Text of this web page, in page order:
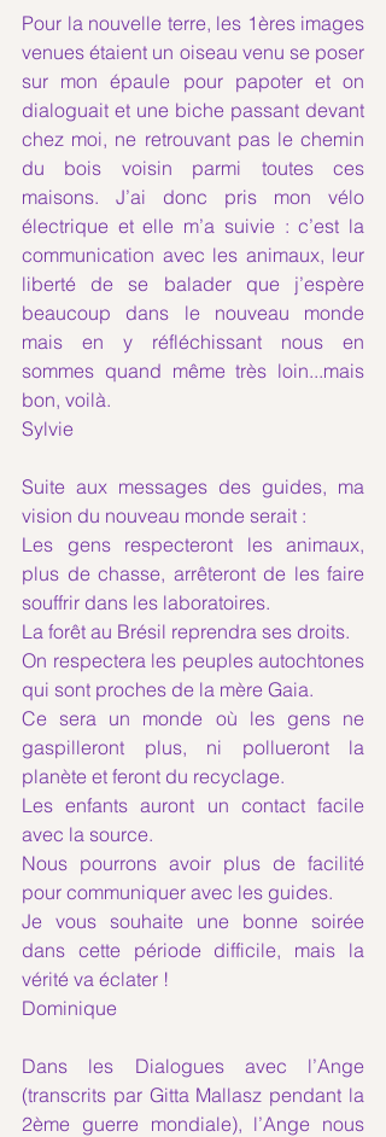
Pour la nouvelle terre, les 1ères images
venues étaient un oiseau venu se poser
sur mon épaule pour papoter et on
dialoguait et une biche passant devant
chez moi, ne retrouvant pas le chemin
du bois voisin parmi toutes ces
maisons. J’ai donc pris mon vélo
électrique et elle m’a suivie : c’est la
communication avec les animaux, leur
liberté de se balader que j’espère
beaucoup dans le nouveau monde
mais en y réfléchissant nous en
sommes quand même très loin...mais
bon, voilà.
Sylvie
Suite aux messages des guides, ma
vision du nouveau monde serait :
Les gens respecteront les animaux,
plus de chasse, arrêteront de les faire
souffrir dans les laboratoires.
La forêt au Brésil reprendra ses droits.
On respectera les peuples autochtones
qui sont proches de la mère Gaia.
Ce sera un monde où les gens ne
gaspilleront plus, ni pollueront la
planète et feront du recyclage.
Les enfants auront un contact facile
avec la source.
Nous pourrons avoir plus de facilité
pour communiquer avec les guides.
Je vous souhaite une bonne soirée
dans cette période difficile, mais la
vérité va éclater !
Dominique
Dans les Dialogues avec l’Ange
(transcrits par Gitta Mallasz pendant la
2ème guerre mondiale), l’Ange nous